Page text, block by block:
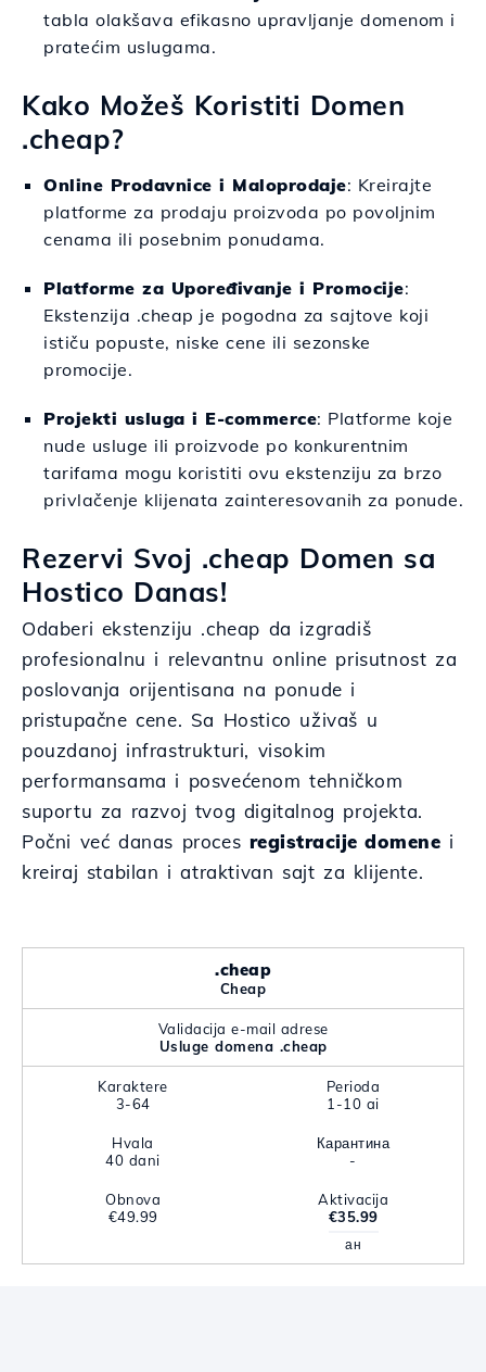
tabla olakšava efikasno upravljanje domenom i
pratećim uslugama.
Kako Možeš Koristiti Domen
.cheap?
Online Prodavnice i Maloprodaje: Kreirajte
platforme za prodaju proizvoda po povoljnim
cenama ili posebnim ponudama.
Platforme za Upoređivanje i Promocije:
Ekstenzija .cheap je pogodna za sajtove koji
ističu popuste, niske cene ili sezonske
promocije.
Projekti usluga i E-commerce: Platforme koje
nude usluge ili proizvode po konkurentnim
tarifama mogu koristiti ovu ekstenziju za brzo
privlačenje klijenata zainteresovanih za ponude.
Rezervi Svoj .cheap Domen sa
Hostico Danas!
Odaberi ekstenziju .cheap da izgradiš
profesionalnu i relevantnu online prisutnost za
poslovanja orijentisana na ponude i
pristupačne cene. Sa Hostico uživaš u
pouzdanoj infrastrukturi, visokim
performansama i posvećenom tehničkom
suportu za razvoj tvog digitalnog projekta.
Počni već danas proces registracije domene i
kreiraj stabilan i atraktivan sajt za klijente.
.cheap
Cheap
Validacija e-mail adrese
Usluge domena .cheap
Karaktere
3-64
Perioda
1-10 ai
Hvala
40 dani
Карантина
-
Obnova
€49.99
Aktivacija
€35.99
ан